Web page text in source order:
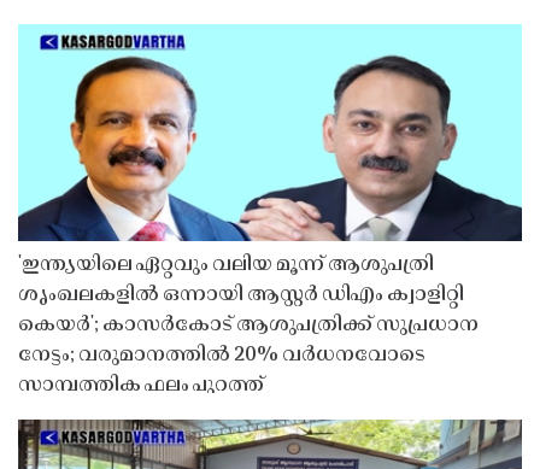
'ഇന്ത്യയിലെ ഏറ്റവും വലിയ മൂന്ന് ആശുപത്രി
ശൃംഖലകളിൽ ഒന്നായി ആസ്റ്റർ ഡിഎം ക്വാളിറ്റി
കെയർ'; കാസർകോട് ആശുപത്രിക്ക് സുപ്രധാന
നേട്ടം; വരുമാനത്തിൽ 20% വർധനവോടെ
സാമ്പത്തിക ഫലം പുറത്ത്